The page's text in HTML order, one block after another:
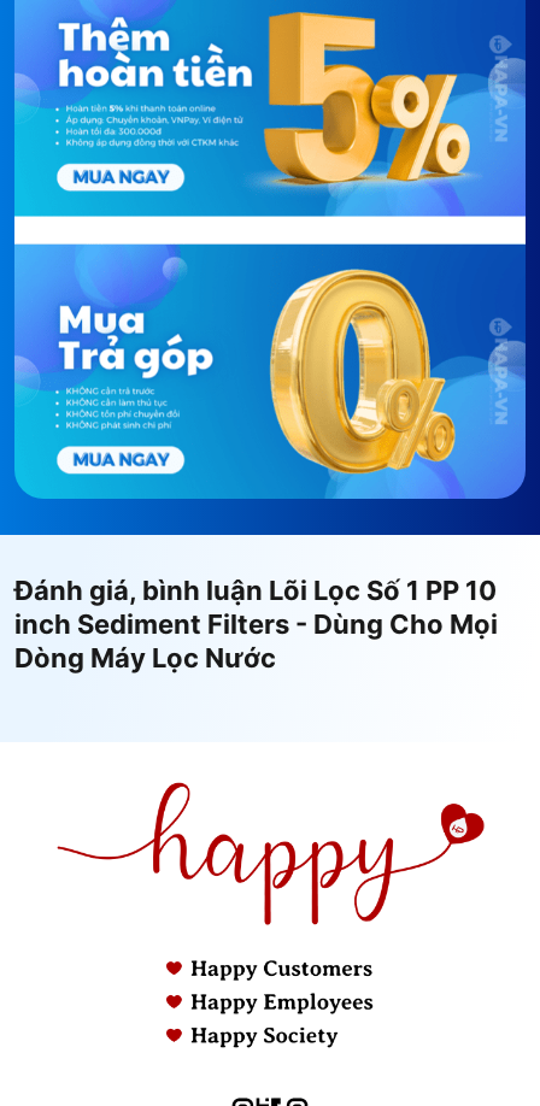
2. Chỉ báo và hướng dẫn thay
Lõi Lọc Số 1 PP 10 inch
- Bạn có thể tựthay lõi lọcđơn giản và nhanh chóng
tại nhà.
- Được HAPA nhắc lịch thay lõi lọc định kỳ đúng thời
hạn, giúp đảm bảo chất lượng nước sau lọc luôn tốt
nhất.
Đánh giá, bình luận Lõi Lọc Số 1 PP 10
inch Sediment Filters - Dùng Cho Mọi
Dòng Máy Lọc Nước